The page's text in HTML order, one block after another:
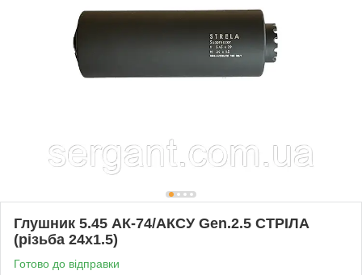
Глушник 5.45 АК-74/АКСУ Gen.2.5 СТРІЛА
(різьба 24х1.5)
Готово до відправки